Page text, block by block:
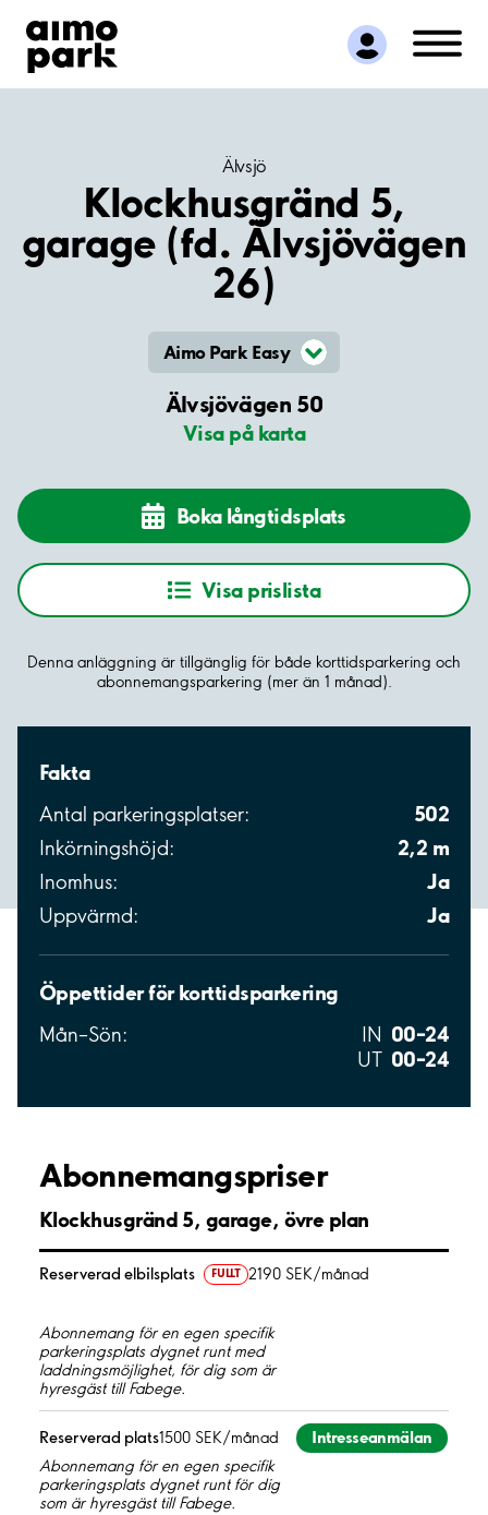
Hitta parkering
Samarbete
Kundservice
Älvsjö
Klockhusgränd 5,
garage (fd. Älvsjövägen
26)
Aimo Park Easy
Älvsjövägen 50
Visa på karta
Boka långtidsplats
Visa prislista
Denna anläggning är tillgänglig för både korttidsparkering och
abonnemangsparkering (mer än 1 månad).
Fakta
Antal parkeringsplatser: 502
Inkörningshöjd: 2,2 m
Inomhus: Ja
Uppvärmd: Ja
Öppettider för korttidsparkering
Mån–Sön: IN 00–24
UT 00–24
Abonnemangspriser
Klockhusgränd 5, garage, övre plan
Reserverad elbilsplats FULLT 2190 SEK/månad
Abonnemang för en egen specifik
parkeringsplats dygnet runt med
laddningsmöjlighet, för dig som är
hyresgäst till Fabege.
Reserverad plats1500 SEK/månad Intresseanmälan
Abonnemang för en egen specifik
parkeringsplats dygnet runt för dig
som är hyresgäst till Fabege.